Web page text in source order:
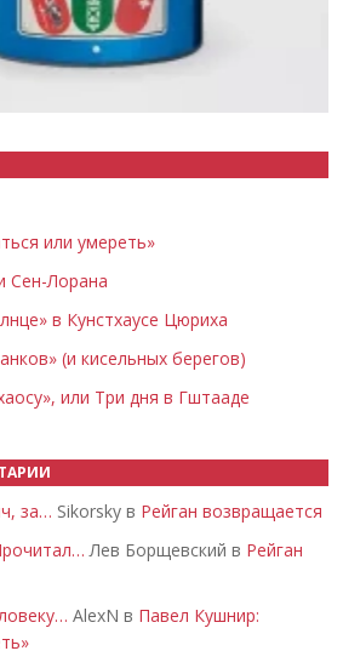
или умереть»
Сен-Лорана
в Кунстхаусе Цюриха
(и кисельных берегов)
или Три дня в Гштааде
за… Sikorsky в Рейган возвращается
Лев Борщевский в Рейган
AlexN в Павел Кушнир: